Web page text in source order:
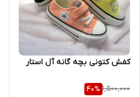
کفش کتونی بچه گانه آل استار
1,500,000
40%